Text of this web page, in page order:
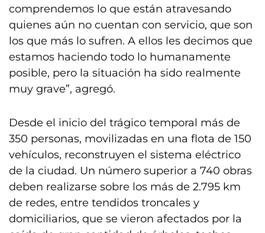
comprendemos lo que están atravesando
quienes aún no cuentan con servicio, que son
los que más lo sufren. A ellos les decimos que
estamos haciendo todo lo humanamente
posible, pero la situación ha sido realmente
muy grave”, agregó.
Desde el inicio del trágico temporal más de
350 personas, movilizadas en una flota de 150
vehículos, reconstruyen el sistema eléctrico
de la ciudad. Un número superior a 740 obras
deben realizarse sobre los más de 2.795 km
de redes, entre tendidos troncales y
domiciliarios, que se vieron afectados por la